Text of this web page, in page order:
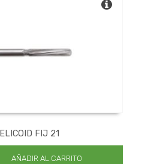
FIJ 21
AÑADIR AL CARRITO